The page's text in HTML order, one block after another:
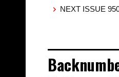
NEXT ISSUE